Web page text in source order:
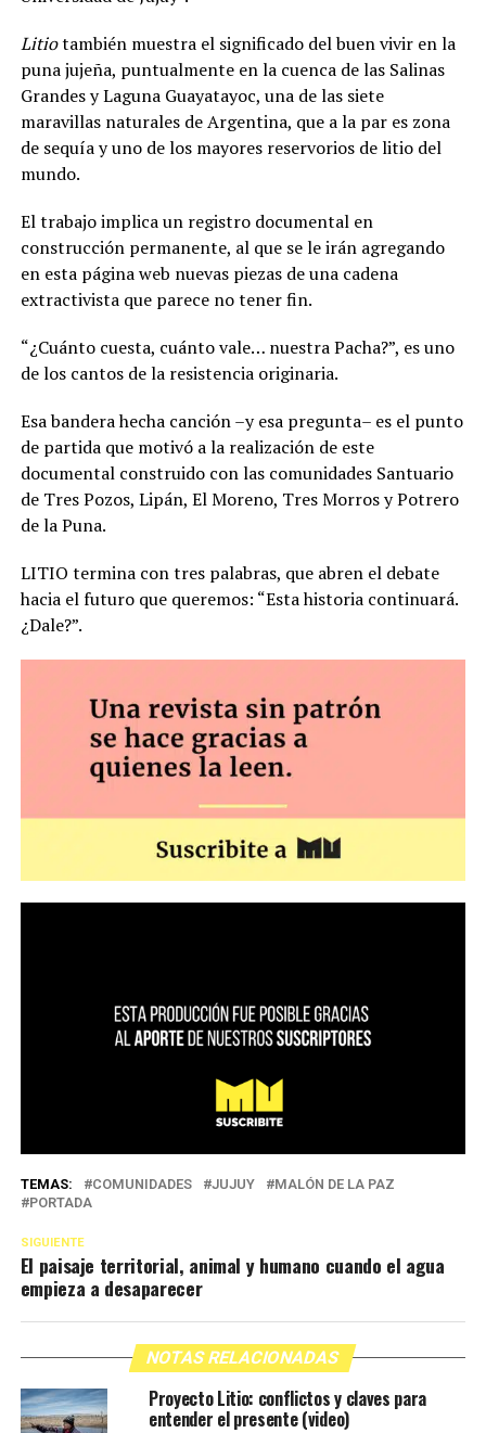
Litiotambién muestra el significado del buen vivir en la
puna jujeña, puntualmente en la cuenca de las Salinas
Grandes y Laguna Guayatayoc, una de las siete
maravillas naturales de Argentina, que a la par es zona
de sequía y uno de los mayores reservorios de litio del
mundo.
El trabajo implica un registro documental en
construcción permanente, al que se le irán agregando
en esta página web nuevas piezas de una cadena
extractivista que parece no tener fin.
“¿Cuánto cuesta, cuánto vale… nuestra Pacha?”, es uno
de los cantos de la resistencia originaria.
Esa bandera hecha canción –y esa pregunta– es el punto
de partida que motivó a la realización de este
documental construido con las comunidades Santuario
de Tres Pozos, Lipán, El Moreno, Tres Morros y Potrero
de la Puna.
LITIO termina con tres palabras, que abren el debate
hacia el futuro que queremos: “Esta historia continuará.
¿Dale?”.
TEMAS: COMUNIDADES JUJUY
MALÓN DE LA PAZ
PORTADA
SIGUIENTE
El paisaje territorial, animal y humano cuando el agua
empieza a desaparecer
NOTAS RELACIONADAS
Proyecto Litio: conflictos y claves para
entender el presente (video)